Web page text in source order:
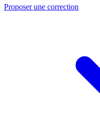
Proposer une correction